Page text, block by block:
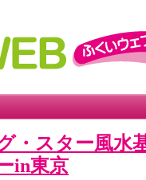
・スター風水
in東京